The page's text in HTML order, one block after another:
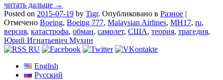
читать дальше →
Posted on 2015-07-19 by Tigr. Опубликовано в Разное |
Отмечено Boeing, Boeing 777, Malaysian Airlines, MH17, ru,
версия, катастрофа, обман, самолет, США, теория, трагедия,
Юрий Игнатьевич Мухин
English
Русский